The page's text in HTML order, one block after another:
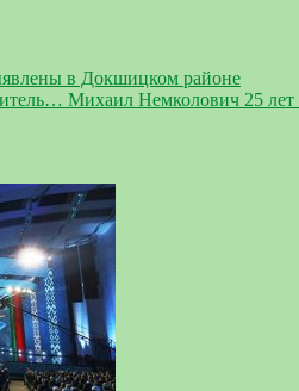
в Докшицком районе
Михаил Немколович 25